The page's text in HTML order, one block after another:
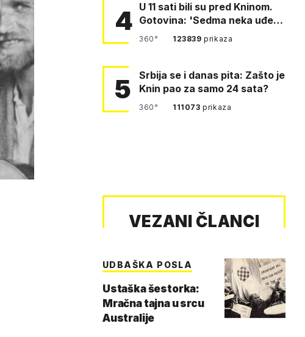
4 U 11 sati bili su pred Kninom.
Gotovina: 'Sedma neka uđe,
4. gardijska neka g…
360° 123839prikaza
5
Srbija se i danas pita: Zašto je
Knin pao za samo 24 sata?
360° 111073prikaza
VEZANI ČLANCI
UDBAŠKA POSLA
Ustaška šestorka:
Mračna tajna u srcu
Australije